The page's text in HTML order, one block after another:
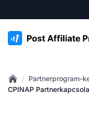
:site.title
Home
/ Partnerprogram-
CPINAP